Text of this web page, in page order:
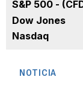
S&P 500 -
Dow Jones
Nasdaq
NOTICIA